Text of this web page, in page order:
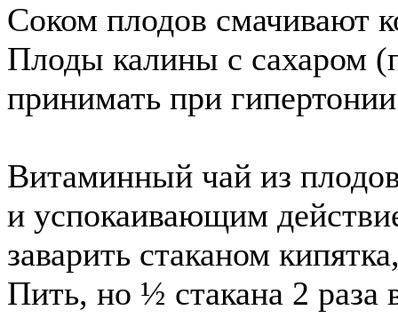
Соком плодов смачивают
Плоды калины с сахаром
принимать при
Витаминный чай из
и успокаивающим
заварить стаканом
Пить, но ½ стакана 2 раза